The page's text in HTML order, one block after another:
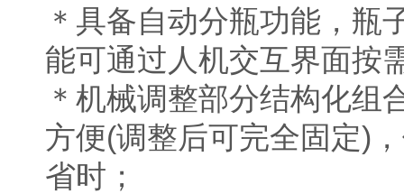
＊具备自动分瓶功能，瓶
能可通过人机交互界面按
＊机械调整部分结构化组
方便(调整后可完全固定)
省时；